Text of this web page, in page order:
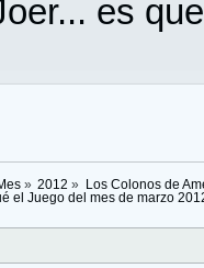
es
» 2012 »
Los Colonos de
el Juego del mes de marzo